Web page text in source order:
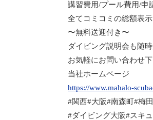
講習費用/プール費用/申
全てコミコミの総額表示
〜無料送迎付き〜
ダイビング説明会も随
お気軽にお問い合わせ下
当社ホームページ
https://www.mahalo-
#関西#大阪#南森町#梅田
#ダイビング大阪#スキ